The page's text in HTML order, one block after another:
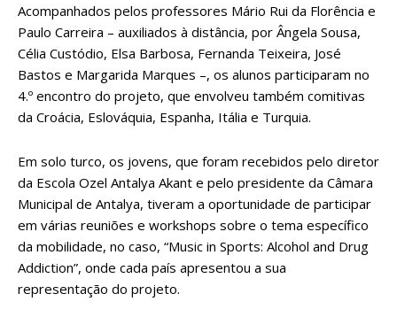
Acompanhados pelos professores Mário Rui da Florência e
Paulo Carreira – auxiliados à distância, por Ângela Sousa,
Célia Custódio, Elsa Barbosa, Fernanda Teixeira, José
Bastos e Margarida Marques –, os alunos participaram no
4.º encontro do projeto, que envolveu também comitivas
da Croácia, Eslováquia, Espanha, Itália e Turquia.
Em solo turco, os jovens, que foram recebidos pelo diretor
da Escola Ozel Antalya Akant e pelo presidente da Câmara
Municipal de Antalya, tiveram a oportunidade de participar
em várias reuniões e workshops sobre o tema específico
da mobilidade, no caso, “Music in Sports: Alcohol and Drug
Addiction”, onde cada país apresentou a sua
representação do projeto.